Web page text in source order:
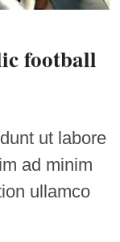
football
ut labore
ad minim
ullamco